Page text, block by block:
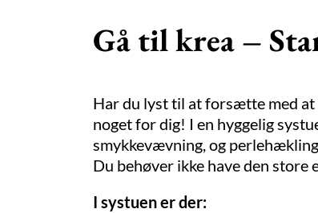
Gå til krea –
Har du lyst til at forsætte med at
noget for dig! I en hyggelig
smykkevævning, og
Du behøver ikke have den store
I systuen er der: